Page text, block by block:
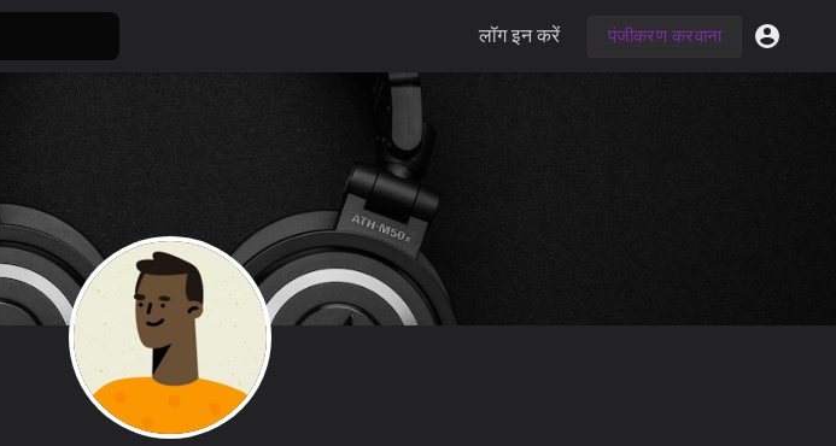
लॉग इन करें पंजीकरण करवाना